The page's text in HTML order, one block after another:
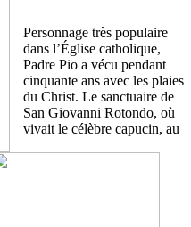
Personnage très populaire
dans l’Église catholique,
Padre Pio a vécu pendant
cinquante ans avec les plaies
du Christ. Le sanctuaire de
San Giovanni Rotondo, où
vivait le célèbre capucin, au